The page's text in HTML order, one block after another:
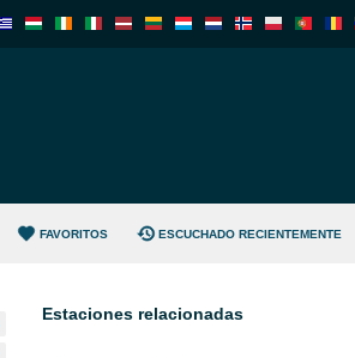
FAVORITOS ESCUCHADO RECIENTEMENTE
Estaciones relacionadas